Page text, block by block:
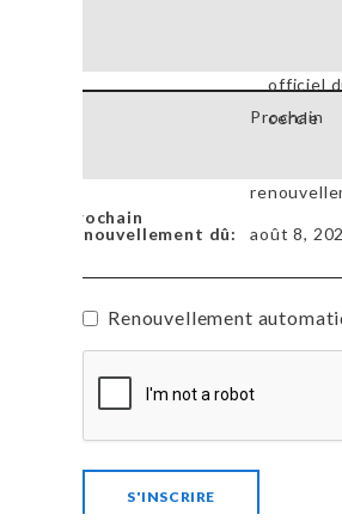
officiel
cercle
Prochain
août 8,
Renouvellement